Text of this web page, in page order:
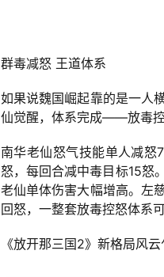
群毒减怒 王道体系
如果说魏国崛起靠的是一人
仙觉醒，体系完成——放毒控
南华老仙怒气技能单人减
怒，每回合减中毒目标15怒
老仙单体伤害大幅增高。左
回怒，一整套放毒控怒体系
《放开那三国2》新格局风